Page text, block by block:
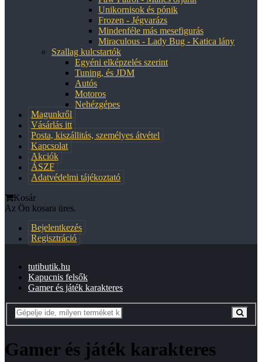
Unikornisok és pónik
Frozen - Jégvarázs
Mindenféle más mesefigurás
Miraculous - Lady Bug - Katica lány
Szallag kulcstartók
Egyéni elképzelés szerint
Tuning, és JDM
Autós
Motoros
Nehézgépes
Magunkről
Vásárlás itt
Posta, kiszállitás, személyes átvétel
Kapcsolat
Akciók
ÁSZF
Adatvédelmi tájékoztató
Kosár
Az Ön kosara üres.
Bejelentkezés
Regisztráció
tutibutik.hu
Kapucnis felsők
Gamer és játék karakteres
Gamer és játék karakteres